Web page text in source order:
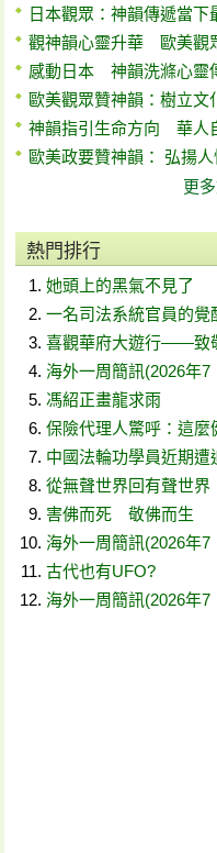
日本觀眾：神韻傳遞當下
觀神韻心靈升華 歐美觀
感動日本 神韻洗滌心靈
歐美觀眾贊神韻：樹立文
神韻指引生命方向 華人
歐美政要贊神韻： 弘揚人
更
熱門排行
她頭上的黑氣不見了
一名司法系統官員的覺
喜觀華府大遊行——致
海外一周簡訊(2026年7
馮紹正畫龍求雨
保險代理人驚呼：這麼
中國法輪功學員近期遭
從無聲世界回有聲世界
害佛而死 敬佛而生
海外一周簡訊(2026年7
古代也有UFO?
海外一周簡訊(2026年7